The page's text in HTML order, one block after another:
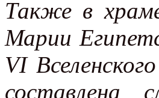
Также в
Марии
VI
составлена